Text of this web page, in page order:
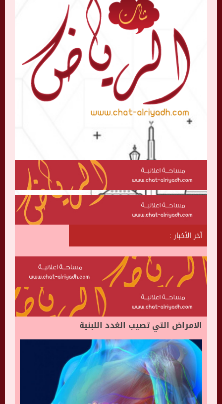
آخر الأخبار :
الامراض التي تصيب الغدد اللبنية